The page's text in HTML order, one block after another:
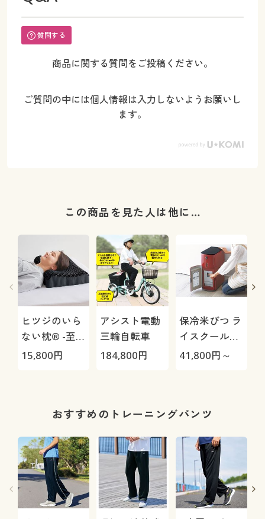
質問する
商品に関する質問をご投稿ください。
ご質問の中には個人情報は入力しないようお願いし
ます。
この商品を見た人は他に…
ヒツジのいら
ない枕® -至
極-
15,800円
アシスト電動
三輪自転車
184,800円
保冷米びつ ラ
イスクール
HRC-
41,800円～
おすすめのトレーニングパンツ